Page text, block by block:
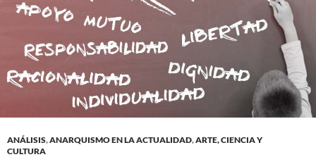
ANÁLISIS,ANARQUISMO EN LA ACTUALIDAD,ARTE, CIENCIA Y
CULTURA